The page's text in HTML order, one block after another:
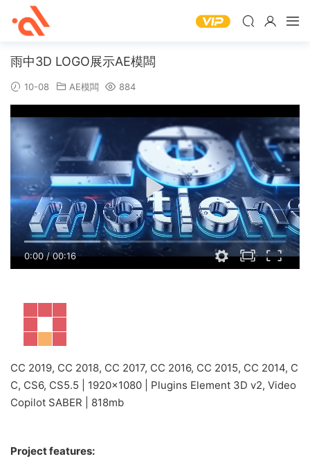
雨中3D LOGO展示AE模闆
10-08 AE模闆 884
0:00/00:16
CC 2019, CC 2018, CC 2017, CC 2016, CC 2015, CC 2014, C
C, CS6, CS5.5 | 1920×1080 | Plugins Element 3D v2, Video
Copilot SABER | 818mb
Project features: